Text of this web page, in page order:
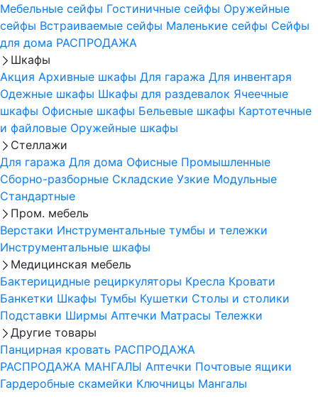
Мебельные сейфы Гостиничные сейфы Оружейные
сейфы Встраиваемые сейфы Маленькие сейфы Сейфы
для дома РАСПРОДАЖА
Шкафы
Акция Архивные шкафы Для гаража Для инвентаря
Одежные шкафы Шкафы для раздевалок Ячеечные
шкафы Офисные шкафы Бельевые шкафы Картотечные
и файловые Оружейные шкафы
Стеллажи
Для гаража Для дома Офисные Промышленные
Сборно-разборные Складские Узкие Модульные
Стандартные
Пром. мебель
Верстаки Инструментальные тумбы и тележки
Инструментальные шкафы
Медицинская мебель
Бактерицидные рециркуляторы Кресла Кровати
Банкетки Шкафы Тумбы Кушетки Столы и столики
Подставки Ширмы Аптечки Матрасы Тележки
Другие товары
Панцирная кровать РАСПРОДАЖА
РАСПРОДАЖА МАНГАЛЫ Аптечки Почтовые ящики
Гардеробные скамейки Ключницы Мангалы